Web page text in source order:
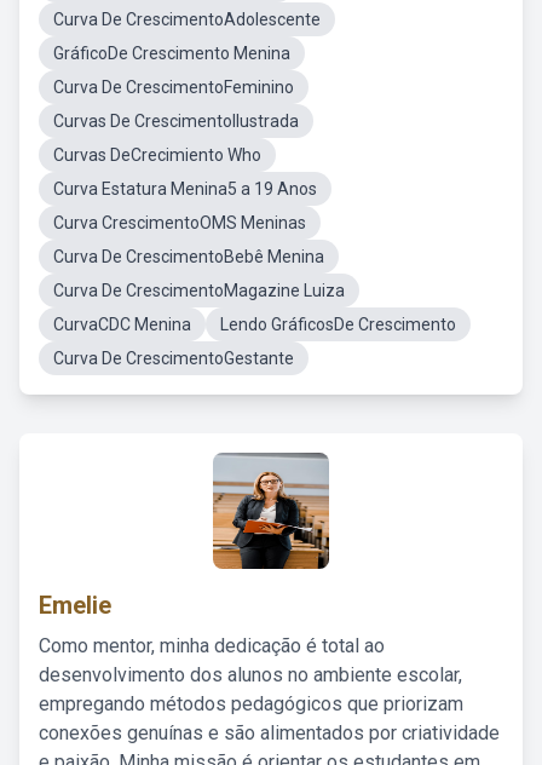
Curva De CrescimentoAdolescente
GráficoDe Crescimento Menina
Curva De CrescimentoFeminino
Curvas De CrescimentoIlustrada
Curvas DeCrecimiento Who
Curva Estatura Menina5 a 19 Anos
Curva CrescimentoOMS Meninas
Curva De CrescimentoBebê Menina
Curva De CrescimentoMagazine Luiza
CurvaCDC Menina
Lendo GráficosDe Crescimento
Curva De CrescimentoGestante
Emelie
Como mentor, minha dedicação é total ao
desenvolvimento dos alunos no ambiente escolar,
empregando métodos pedagógicos que priorizam
conexões genuínas e são alimentados por criatividade